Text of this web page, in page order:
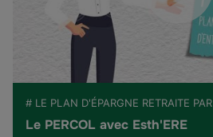
# LE PLAN D'ÉPARGNE RETRAITE
Le PERCOL avec Esth'ERE